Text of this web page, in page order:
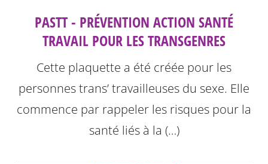
PASTT - PRÉVENTION ACTION SANTÉ
TRAVAIL POUR LES TRANSGENRES
Cette plaquette a été créée pour les
personnes trans’ travailleuses du sexe. Elle
commence par rappeler les risques pour la
santé liés à la (…)